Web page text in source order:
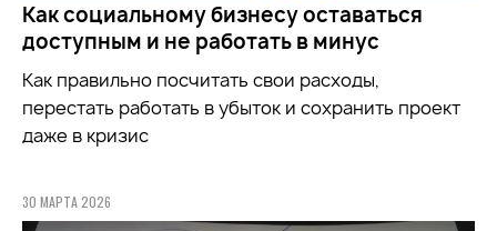
Как социальному бизнесу оставаться
доступным и не работать в минус
Как правильно посчитать свои расходы,
перестать работать в убыток и сохранить проект
даже в кризис
30 МАРТА 2026